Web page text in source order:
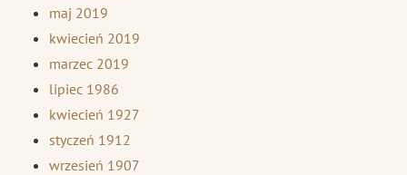
maj 2019
kwiecień 2019
marzec 2019
lipiec 1986
kwiecień 1927
styczeń 1912
wrzesień 1907